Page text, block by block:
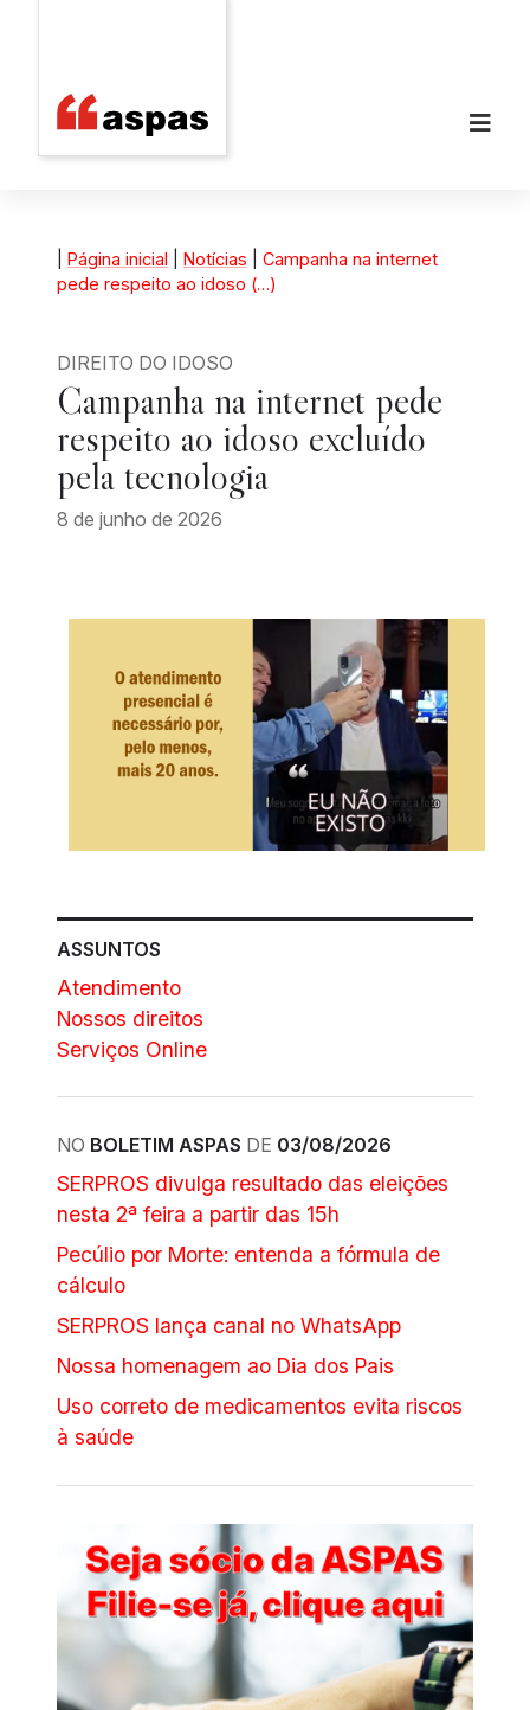
Página inicial Notícias
Campanha na internet
pede respeito ao idoso (…)
DIREITO DO IDOSO
Campanha na internet pede
respeito ao idoso excluído
pela tecnologia
8 de junho de 2026
ASSUNTOS
Atendimento
Nossos direitos
Serviços Online
NO BOLETIM ASPAS DE 03/08/2026
SERPROS divulga resultado das eleições
nesta 2ª feira a partir das 15h
Pecúlio por Morte: entenda a fórmula de
cálculo
SERPROS lança canal no WhatsApp
Nossa homenagem ao Dia dos Pais
Uso correto de medicamentos evita riscos
à saúde